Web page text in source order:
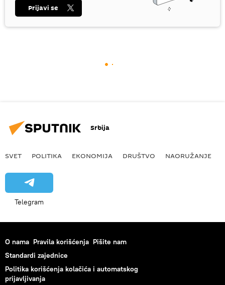
Prijavi se
Srbija
SVET POLITIKA EKONOMIJA DRUŠTVO NAORUŽANJE
Telegram
O nama Pravila korišćenja Pišite nam
Standardi zajednice
Politika korišćenja kolačića i automatskog
prijavljivanja